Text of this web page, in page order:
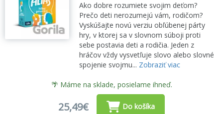
Ako dobre rozumiete svojim deťom?
Prečo deti nerozumejú vám, rodičom?
Vyskúšajte novú verziu obľúbenej párty
hry, v ktorej sa v slovnom súboji proti
sebe postavia deti a rodičia. Jeden z
hráčov vždy vysvetľuje slovo alebo slovné
spojenie svojmu... Zobraziť viac
🌴 Máme na sklade, posielame ihneď.
25,49€ Do košíka